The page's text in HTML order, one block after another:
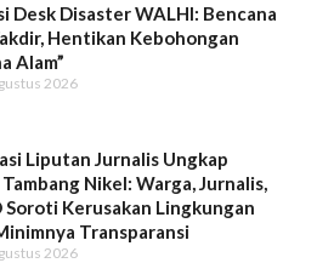
Desk Disaster WALHI: Bencana
Hentikan Kebohongan
Alam”
2026
Liputan Jurnalis Ungkap
Nikel: Warga, Jurnalis,
Soroti Kerusakan Lingkungan
Transparansi
2026